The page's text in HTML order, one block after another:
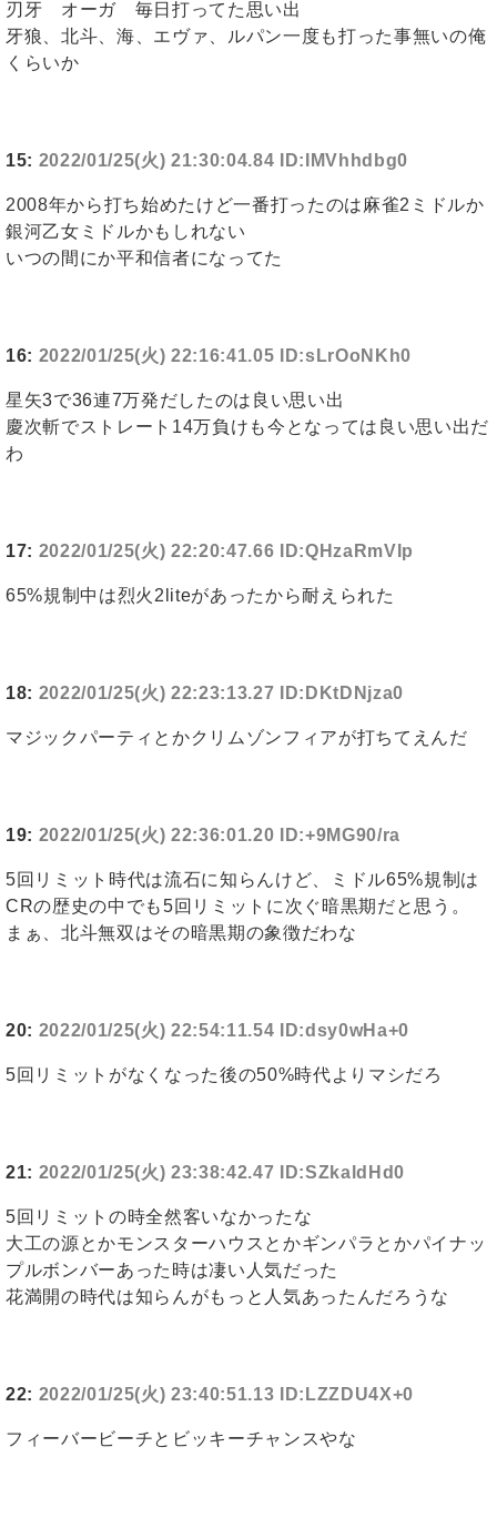
刃牙 オーガ 毎日打ってた思い出
牙狼、北斗、海、エヴァ、ルパン一度も打った事無いの俺
くらいか
15: 2022/01/25(火) 21:30:04.84 ID:IMVhhdbg0
2008年から打ち始めたけど一番打ったのは麻雀2ミドルか
銀河乙女ミドルかもしれない
いつの間にか平和信者になってた
16: 2022/01/25(火) 22:16:41.05 ID:sLrOoNKh0
星矢3で36連7万発だしたのは良い思い出
慶次斬でストレート14万負けも今となっては良い思い出だ
わ
17: 2022/01/25(火) 22:20:47.66 ID:QHzaRmVIp
65%規制中は烈火2liteがあったから耐えられた
18: 2022/01/25(火) 22:23:13.27 ID:DKtDNjza0
マジックパーティとかクリムゾンフィアが打ちてえんだ
19: 2022/01/25(火) 22:36:01.20 ID:+9MG90/ra
5回リミット時代は流石に知らんけど、ミドル65%規制は
CRの歴史の中でも5回リミットに次ぐ暗黒期だと思う。
まぁ、北斗無双はその暗黒期の象徴だわな
20: 2022/01/25(火) 22:54:11.54 ID:dsy0wHa+0
5回リミットがなくなった後の50%時代よりマシだろ
21: 2022/01/25(火) 23:38:42.47 ID:SZkaldHd0
5回リミットの時全然客いなかったな
大工の源とかモンスターハウスとかギンパラとかパイナッ
プルボンバーあった時は凄い人気だった
花満開の時代は知らんがもっと人気あったんだろうな
22: 2022/01/25(火) 23:40:51.13 ID:LZZDU4X+0
フィーバービーチとビッキーチャンスやな